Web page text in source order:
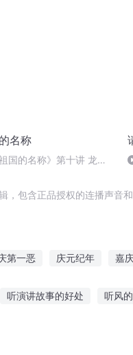
名称
祖国的名称》第十讲 龙与
，包含正品授权的连播声音
第一恶 庆元纪年 嘉
听演讲故事的好处 听风